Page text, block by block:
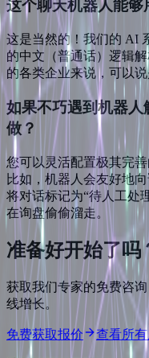
这个聊天机器人能够
这是当然的！我们的 AI
的中文（普通话）逻辑
的各类企业来说，可以说
如果不巧遇到机器
做？
您可以灵活配置极其完
比如，机器人会友好地
将对话标记为“待人工处
在询盘偷偷溜走。
准备好开始了吗
获取我们专家的免费咨
线增长。
免费获取报价 查看所